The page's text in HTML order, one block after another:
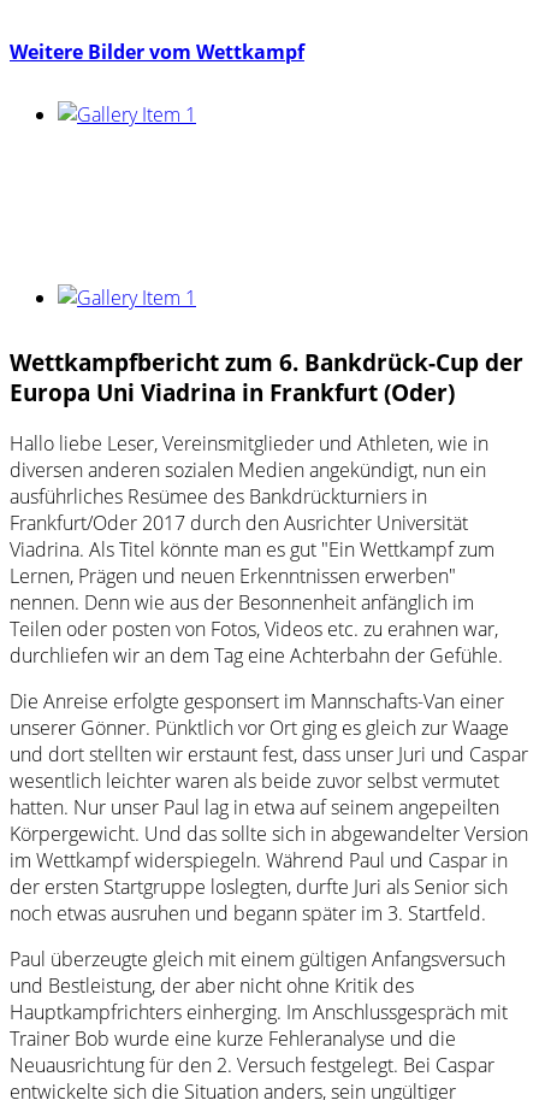
Weitere Bilder vom Wettkampf
Wettkampfbericht zum 6. Bankdrück-Cup der
Europa Uni Viadrina in Frankfurt (Oder)
Hallo liebe Leser, Vereinsmitglieder und Athleten, wie in
diversen anderen sozialen Medien angekündigt, nun ein
ausführliches Resümee des Bankdrückturniers in
Frankfurt/Oder 2017 durch den Ausrichter Universität
Viadrina. Als Titel könnte man es gut "Ein Wettkampf zum
Lernen, Prägen und neuen Erkenntnissen erwerben"
nennen. Denn wie aus der Besonnenheit anfänglich im
Teilen oder posten von Fotos, Videos etc. zu erahnen war,
durchliefen wir an dem Tag eine Achterbahn der Gefühle.
Die Anreise erfolgte gesponsert im Mannschafts-Van einer
unserer Gönner. Pünktlich vor Ort ging es gleich zur Waage
und dort stellten wir erstaunt fest, dass unser Juri und Caspar
wesentlich leichter waren als beide zuvor selbst vermutet
hatten. Nur unser Paul lag in etwa auf seinem angepeilten
Körpergewicht. Und das sollte sich in abgewandelter Version
im Wettkampf widerspiegeln. Während Paul und Caspar in
der ersten Startgruppe loslegten, durfte Juri als Senior sich
noch etwas ausruhen und begann später im 3. Startfeld.
Paul überzeugte gleich mit einem gültigen Anfangsversuch
und Bestleistung, der aber nicht ohne Kritik des
Hauptkampfrichters einherging. Im Anschlussgespräch mit
Trainer Bob wurde eine kurze Fehleranalyse und die
Neuausrichtung für den 2. Versuch festgelegt. Bei Caspar
entwickelte sich die Situation anders, sein ungültiger